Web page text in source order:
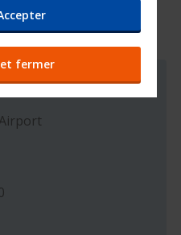
fermer